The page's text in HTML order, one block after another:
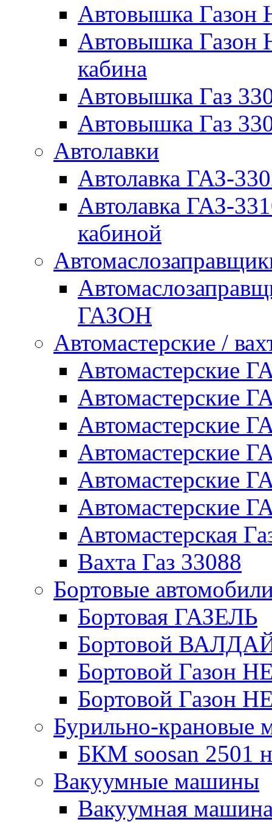
Автовышка Газон
Автовышка Газон
кабина
Автовышка Газ
Автовышка Газ
Автолавки
Автолавка ГАЗ-
Автолавка ГАЗ-
кабиной
ГАЗОН
Автомастерские /
Автомастерские
Автомастерские
Автомастерские
Автомастерские
Автомастерские
Автомастерская
Вахта Газ 33088
Бортовые
Бортовая ГАЗЕЛЬ
Бортовой
Бортовой Газон
Бортовой Газон
Бурильно-крановые
БКМ soosan 2501
Вакуумные машины
Вакуумная